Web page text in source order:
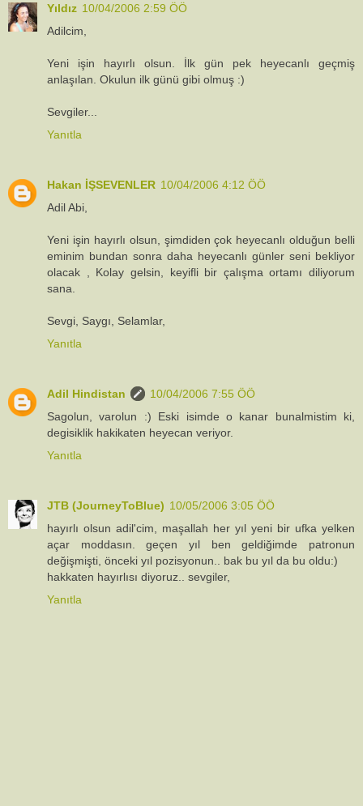
Yıldız 10/04/2006 2:59 ÖÖ
Adilcim,
Yeni işin hayırlı olsun. İlk gün pek heyecanlı geçmiş
anlaşılan. Okulun ilk günü gibi olmuş :)
Sevgiler...
Yanıtla
Hakan İŞSEVENLER 10/04/2006 4:12 ÖÖ
Adil Abi,
Yeni işin hayırlı olsun, şimdiden çok heyecanlı olduğun belli
eminim bundan sonra daha heyecanlı günler seni bekliyor
olacak , Kolay gelsin, keyifli bir çalışma ortamı diliyorum
sana.
Sevgi, Saygı, Selamlar,
Yanıtla
Adil Hindistan
10/04/2006 7:55 ÖÖ
Sagolun, varolun :) Eski isimde o kanar bunalmistim ki,
degisiklik hakikaten heyecan veriyor.
Yanıtla
JTB (JourneyToBlue) 10/05/2006 3:05 ÖÖ
hayırlı olsun adil'cim, maşallah her yıl yeni bir ufka yelken
açar moddasın. geçen yıl ben geldiğimde patronun
değişmişti, önceki yıl pozisyonun.. bak bu yıl da bu oldu:)
hakkaten hayırlısı diyoruz.. sevgiler,
Yanıtla